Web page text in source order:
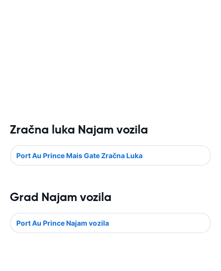
Zračna luka Najam vozila
Port Au Prince Mais Gate Zračna Luka
Grad Najam vozila
Port Au Prince Najam vozila